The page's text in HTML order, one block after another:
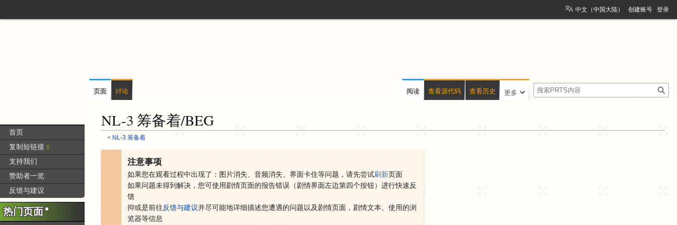
NL-3 筹备着/BEG
< NL-3 筹备着
注意事项
如果您在观看过程中出现了：图片消失、音频消失、界面卡住等问题，请先尝试刷新页面
如果问题未得到解决，您可使用剧情页面的报告错误（剧情界面左边第四个按钮）进行快速反
馈
抑或是前往反馈与建议并尽可能地详细描述您遭遇的问题以及剧情页面，剧情文本、使用的浏
览器等信息
中文（中国大陆） 创建账号 登录
页面 讨论 阅读 查看源代码 查看历史 更多
搜
索
首页
复制短链接
支持我们
赞助者一览
反馈与建议
热门页面